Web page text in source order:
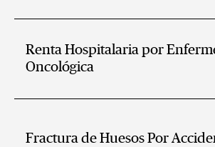
Renta Hospitalaria por
Oncológica
Fractura de Huesos Por